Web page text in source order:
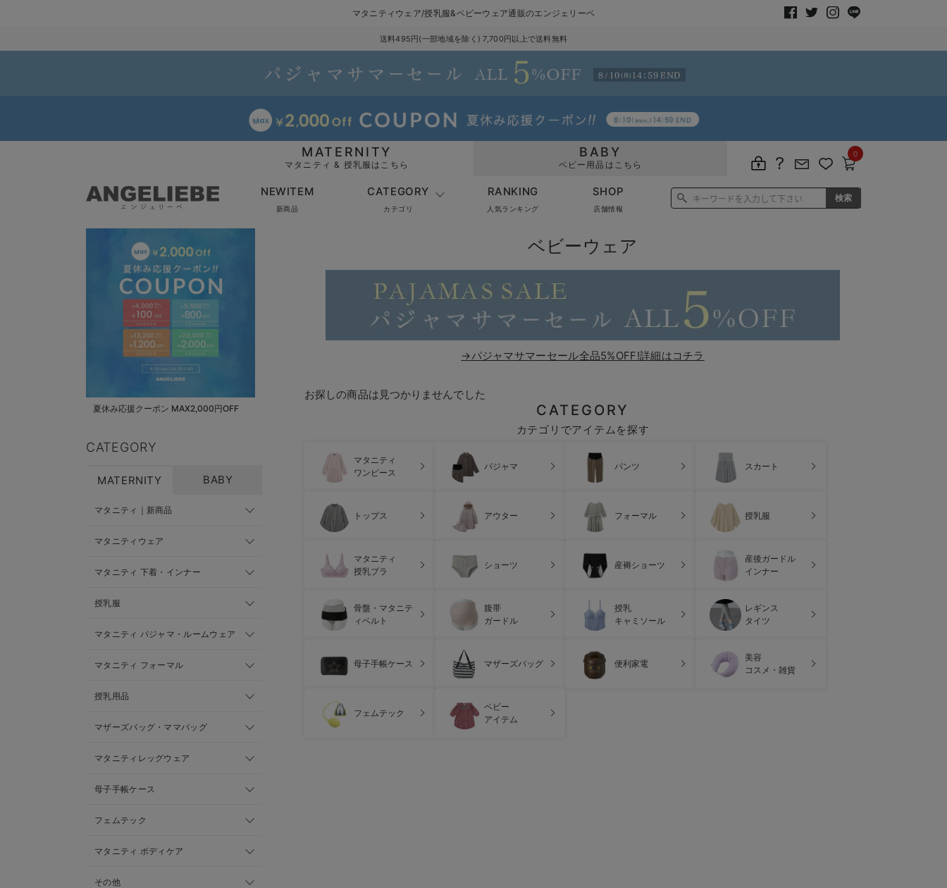
マタニティウェア/授乳服&ベビーウェア通販のエンジェリーベ
送料495円(一部地域を除く) 7,700円以上で送料無料
MATERNITY
マタニティ & 授乳服はこちら
BABY
ベビー用品はこちら
0
NEWITEM
新商品
CATEGORY
カテゴリ
RANKING
人気ランキング
SHOP
店舗情報
夏休み応援クーポン MAX2,000円OFF
CATEGORY
MATERNITY BABY
マタニティ｜新商品
マタニティウェア
マタニティ 下着・インナー
授乳服
マタニティ パジャマ・ルームウェア
マタニティ フォーマル
授乳用品
マザーズバッグ・ママバッグ
マタニティレッグウェア
母子手帳ケース
フェムテック
マタニティ ボディケア
その他
ベビーウェア
→パジャマサマーセール全品5%OFF!詳細はコチラ
お探しの商品は見つかりませんでした
CATEGORY
カテゴリでアイテムを探す
マタニティ
ワンピース
パジャマ パンツ スカート
トップス アウター フォーマル 授乳服
マタニティ
授乳ブラ
ショーツ 産褥ショーツ
産後ガードル
インナー
骨盤・マタニテ
ィベルト
腹帯
ガードル
授乳
キャミソール
レギンス
タイツ
母子手帳ケース マザーズバッグ 便利家電
美容
コスメ・雑貨
フェムテック
ベビー
アイテム